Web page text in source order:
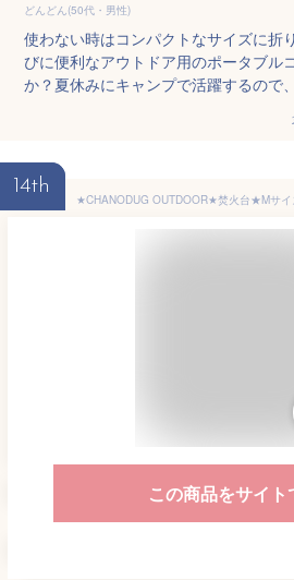
どんどん(50代・男性)
使わない時はコンパクトなサイズに折
びに便利なアウトドア用のポータブル
か？夏休みにキャンプで活躍するので
14th
この商品をサイト